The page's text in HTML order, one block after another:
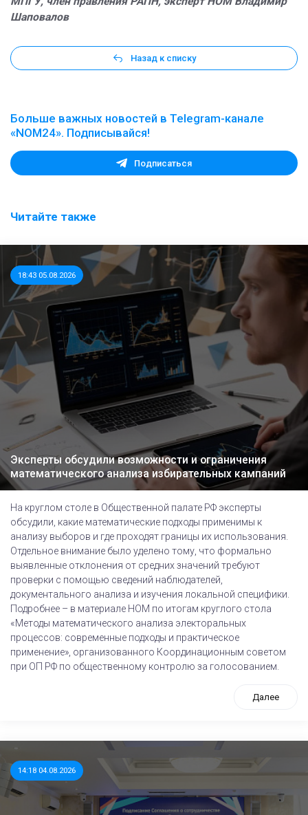
Шаповалов
Назад к списку
Больше важных новостей в Telegram-канале
«NOM24». Подписывайся!
Подписаться
Читайте также
18:43 05.08.2026
Эксперты обсудили возможности и ограничения
математического анализа избирательных кампаний
На круглом столе в Общественной палате РФ эксперты
обсудили, какие математические подходы применимы к
анализу выборов и где проходят границы их использования.
Отдельное внимание было уделено тому, что формально
выявленные отклонения от средних значений требуют
проверки с помощью сведений наблюдателей,
документального анализа и изучения локальной специфики.
Подробнее – в материале НОМ по итогам круглого стола
«Методы математического анализа электоральных
процессов: современные подходы и практическое
применение», организованного Координационным советом
при ОП РФ по общественному контролю за голосованием.
Далее
14:18 04.08.2026